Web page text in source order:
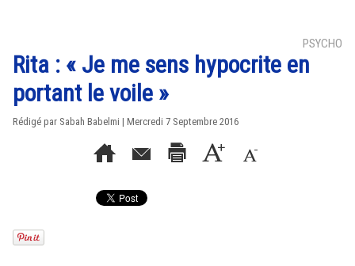
PSYCHO
Rita : « Je me sens hypocrite en
portant le voile »
Rédigé par Sabah Babelmi | Mercredi 7 Septembre 2016